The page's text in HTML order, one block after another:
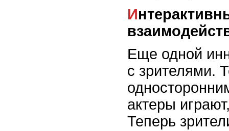
Интерактивный спектакль и
Еще одной
с зрителями.
актеры
Теперь